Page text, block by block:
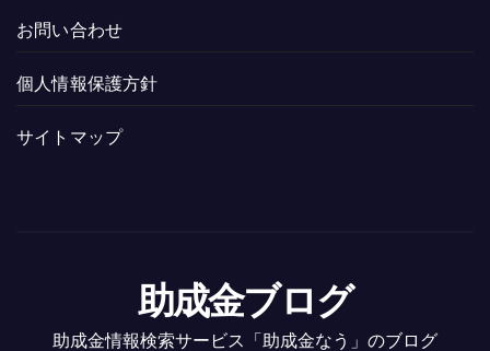
お問い合わせ
個人情報保護方針
サイトマップ
助成金ブログ
助成金情報検索サービス「助成金なう」のブログ